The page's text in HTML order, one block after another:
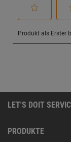
LET'S DOIT
PRODUKTE